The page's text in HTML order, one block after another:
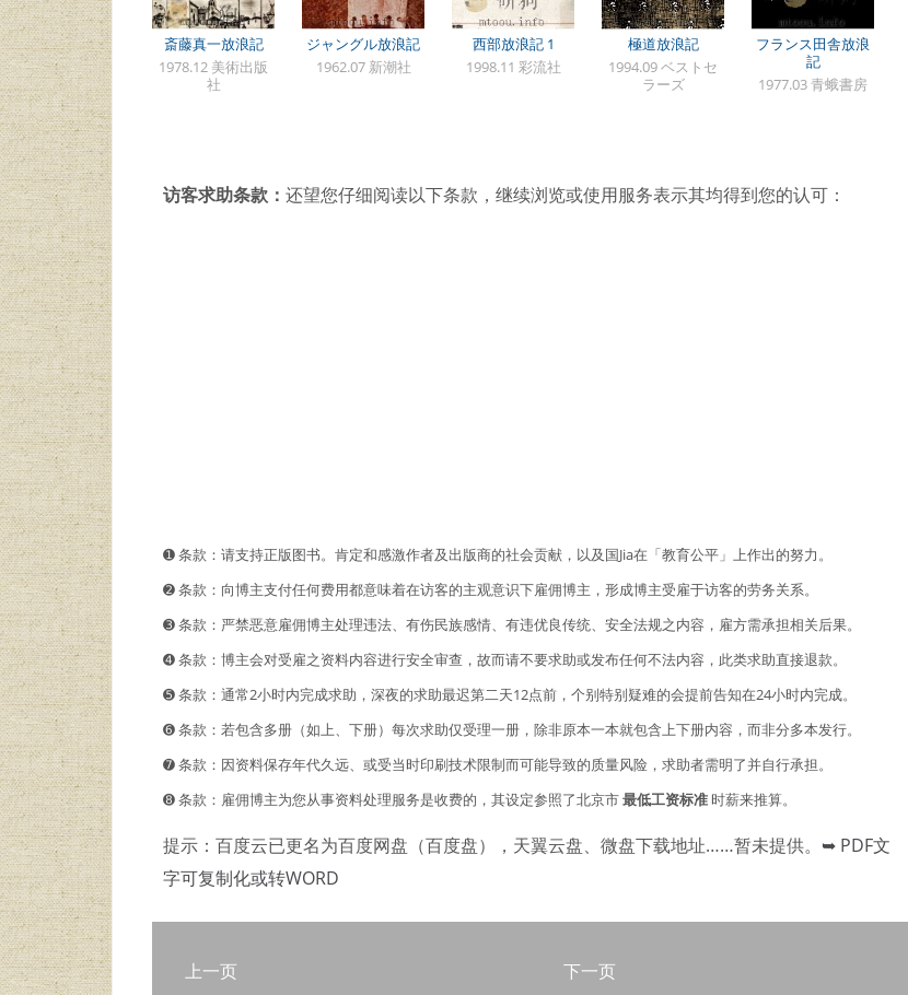
斎藤真一放浪記
1978.12 美術出版
社
ジャングル放浪記
1962.07 新潮社
西部放浪記 1
1998.11 彩流社
極道放浪記
1994.09 ベストセ
ラーズ
フランス田舎放浪
記
1977.03 青蛾書房
访客求助条款： 还望您仔细阅读以下条款，继续浏览或使用服务表示其均得到您的认可：
➊️ 条款：请支持正版图书。肯定和感激作者及出版商的社会贡献，以及国Jia在「教育公平」上作出的努力。
➋️️ 条款：向博主支付任何费用都意味着在访客的主观意识下雇佣博主，形成博主受雇于访客的劳务关系。
➌ 条款：严禁恶意雇佣博主处理违法、有伤民族感情、有违优良传统、安全法规之内容，雇方需承担相关后果。
➍ 条款：博主会对受雇之资料内容进行安全审查，故而请不要求助或发布任何不法内容，此类求助直接退款。
➎ 条款：通常2小时内完成求助，深夜的求助最迟第二天12点前，个别特别疑难的会提前告知在24小时内完成。
➏ 条款：若包含多册（如上、下册）每次求助仅受理一册，除非原本一本就包含上下册内容，而非分多本发行。
➐ 条款：因资料保存年代久远、或受当时印刷技术限制而可能导致的质量风险，求助者需明了并自行承担。
➑ 条款：雇佣博主为您从事资料处理服务是收费的，其设定参照了北京市最低工资标准时薪来推算。
提示：百度云已更名为百度网盘（百度盘），天翼云盘、微盘下载地址……暂未提供。 ➥ PDF文
字可复制化或转WORD
上一页 下一页